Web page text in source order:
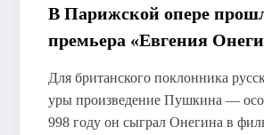
В Парижской опере
премьера «Евгения
Для британского поклонника
уры произведение Пушкина —
998 году он сыграл Онегина в